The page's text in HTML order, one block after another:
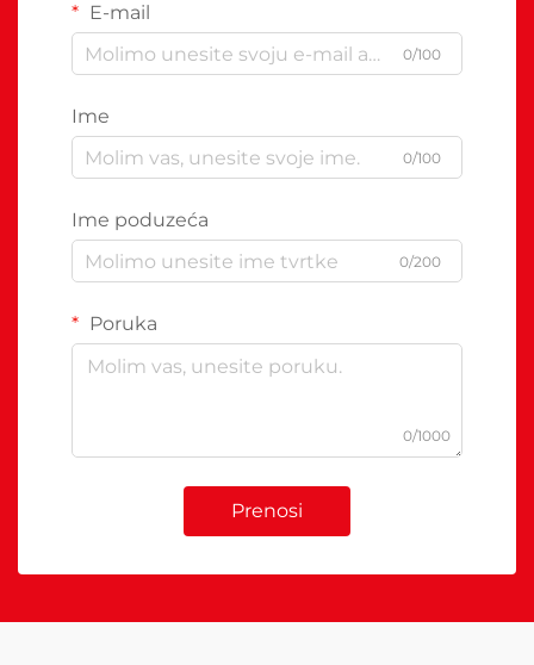
E-mail
0/100
Ime
0/100
Ime poduzeća
0/200
Poruka
0/1000
Prenosi